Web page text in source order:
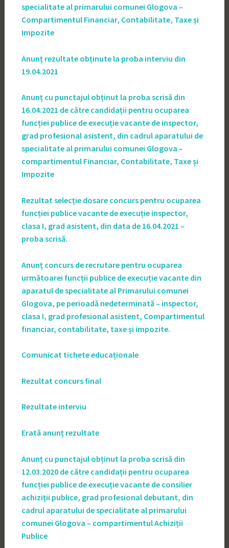
specialitate al primarului comunei Glogova –
Compartimentul Financiar, Contabilitate, Taxe și
Impozite
Anunț rezultate obținute la proba interviu din
19.04.2021
Anunț cu punctajul obținut la proba scrisă din
16.04.2021 de către candidații pentru ocuparea
funcției publice de execuție vacante de inspector,
grad profesional asistent, din cadrul aparatului de
specialitate al primarului comunei Glogova –
compartimentul Financiar, Contabilitate, Taxe și
Impozite
Rezultat selecție dosare concurs pentru ocuparea
funcției publice vacante de execuție inspector,
clasa I, grad asistent, din data de 16.04.2021 –
proba scrisă.
Anunț concurs de recrutare pentru ocuparea
următoarei funcții publice de execuție vacante din
aparatul de specialitate al Primarului comunei
Glogova, pe perioadă nedeterminată – inspector,
clasa I, grad profesional asistent, Compartimentul
financiar, contabilitate, taxe și impozite.
Comunicat tichete educaționale
Rezultat concurs final
Rezultate interviu
Erată anunț rezultate
Anunț cu punctajul obținut la proba scrisă din
12.03.2020 de către candidații pentru ocuparea
funcției publice de execuție vacante de consilier
achiziții publice, grad profesional debutant, din
cadrul aparatului de specialitate al primarului
comunei Glogova – compartimentul Achiziții
Publice